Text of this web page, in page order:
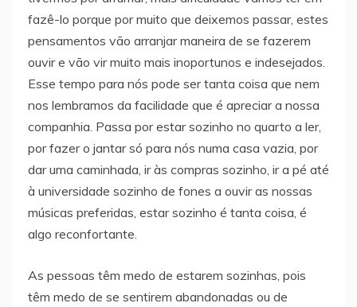
fazê-lo porque por muito que deixemos passar, estes
pensamentos vão arranjar maneira de se fazerem
ouvir e vão vir muito mais inoportunos e indesejados.
Esse tempo para nós pode ser tanta coisa que nem
nos lembramos da facilidade que é apreciar a nossa
companhia. Passa por estar sozinho no quarto a ler,
por fazer o jantar só para nós numa casa vazia, por
dar uma caminhada, ir às compras sozinho, ir a pé até
à universidade sozinho de fones a ouvir as nossas
músicas preferidas, estar sozinho é tanta coisa, é
algo reconfortante.
As pessoas têm medo de estarem sozinhas, pois
têm medo de se sentirem abandonadas ou de